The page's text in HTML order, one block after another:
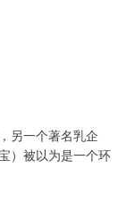
另一个著名乳企
）被以为是一个环